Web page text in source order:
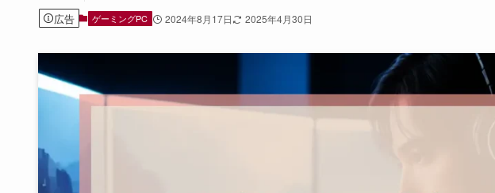
広告 ゲーミングPC 2024年8月17日 2025年4月30日